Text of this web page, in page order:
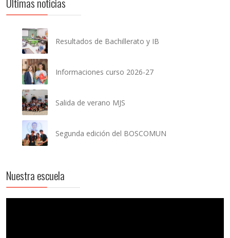
Resultados de Bachillerato y IB
Informaciones curso 2026-27
Salida de verano MJS
Segunda edición del BOSCOMUN
Nuestra escuela